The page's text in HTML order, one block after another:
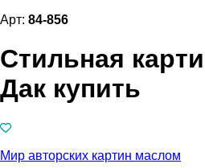
Арт: 84-856
Стильная
Дак купить
Мир авторских картин маслом